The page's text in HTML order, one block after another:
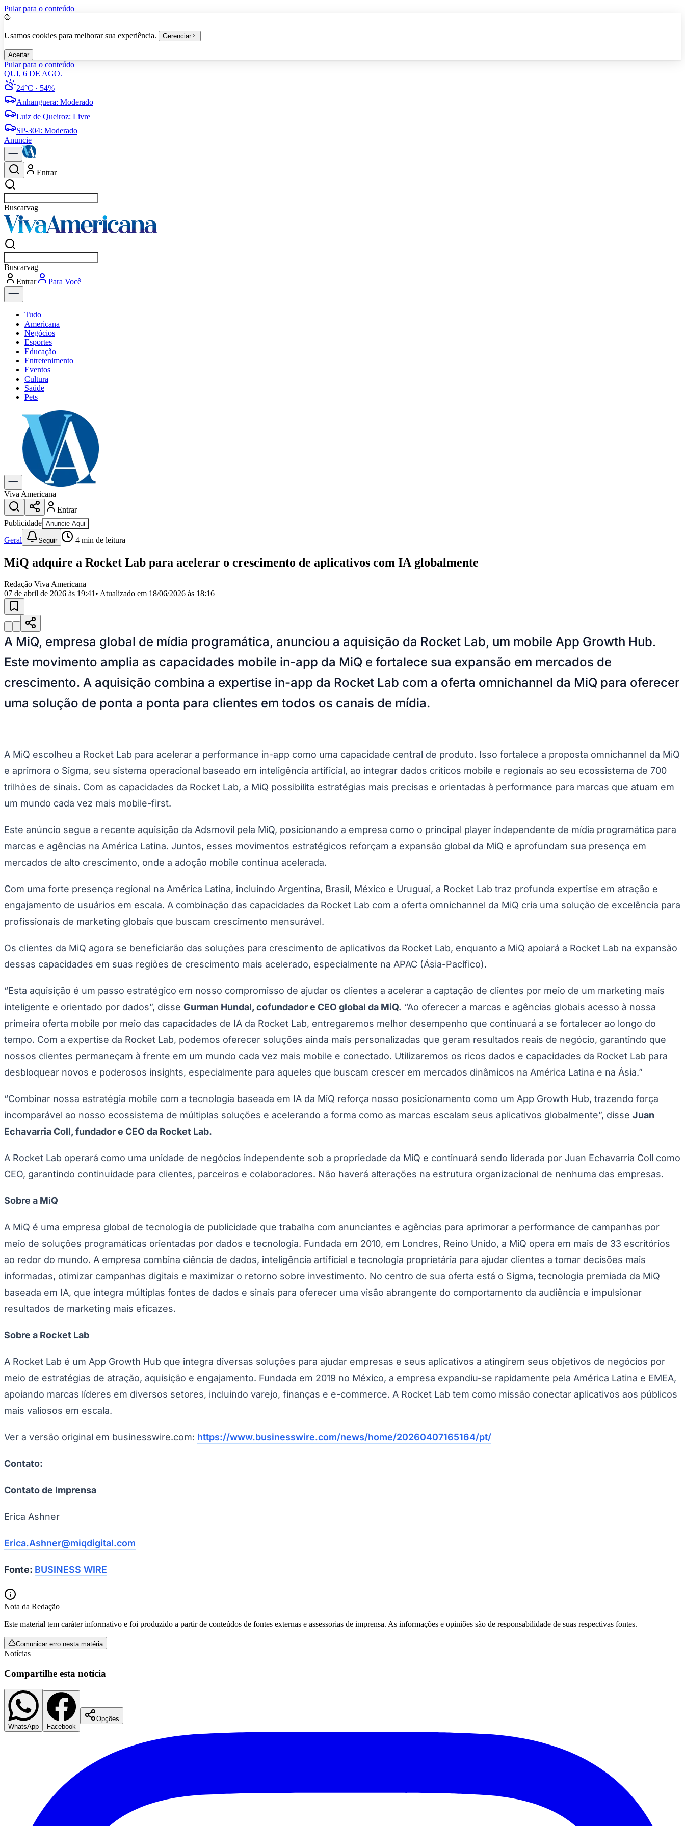
Pular para o conteúdo
Usamos cookies para melhorar sua experiência. Gerenciar
Aceitar
Pular para o conteúdo
QUI, 6 DE AGO.
24°C · 54%
Anhanguera: Moderado
Luiz de Queiroz: Livre
SP-304: Moderado
Anuncie
Entrar
Buscarvagas em Ameri
Buscarvagas em Ameri
Entrar
Descubra
Tudo
Americana
Negócios
Esportes
Educação
Entretenimento
Eventos
Cultura
Saúde
Pets
Explore Tudo
Últimas Notícias
Previsão do Tempo
Dia a Dia & Lazer
Gastronomia
Cinema & Shows
Para Sua Empresa
Anuncie no Portal
Cadastrar Empresa
Divulgar VagasNovo
Publicidade Legal
Política
Eleições
Saúde
Cultura
Educação
Bairros de Americana
CentroJardim Girassol Jardim BrasilNova AmericanaPraia dos NamoradosJardim São PauloParque UniversitárioAntônio Zanaga MathiensenCariobinha Zanaga FraronJardim PaulistanoQuilombo
Para Sua Empresa
Guia de Empresas
Publicidade Legal
Guia Comercial
Agenda de Vestibulares
Concursos
Panorama Econômico
Panorama Econômico
Para Sua Empresa
Anuncie no Portal
Verificar EmpresaNovo
Anunciar VagasNovo
NBA
Fórmula 1
Tênis (ATP)
NHL
Atletismo
Vôlei
NBB
Competições de Futebol
Brasileirão Série A
Brasileirão Série B
Paulistão
Libertadores
Sul-Americana
Copa América
Champions League
Premier League
Bundesliga
Mundial 2026
Times - Ir direto
Corinthians Palmeiras
Viva Americana
Entrar
Publicidade Anuncie Aqui
Geral Seguir 4 min de leitura
MiQ adquire a Rocket Lab para acelerar o crescimento de aplicativos com IA globalmente
Redação Viva Americana
07 de abril de 2026 às 19:41 • Atualizado em 18/06/2026 às 18:16
A MiQ, empresa global de mídia programática, anunciou a aquisição da Rocket Lab, um mobile App Growth Hub.
Este movimento amplia as capacidades mobile in-app da MiQ e fortalece sua expansão em mercados de
crescimento. A aquisição combina a expertise in-app da Rocket Lab com a oferta omnichannel da MiQ para oferecer
uma solução de ponta a ponta para clientes em todos os canais de mídia.
A MiQ escolheu a Rocket Lab para acelerar a performance in-app como uma capacidade central de produto. Isso fortalece a proposta omnichannel da MiQ
e aprimora o Sigma, seu sistema operacional baseado em inteligência artificial, ao integrar dados críticos mobile e regionais ao seu ecossistema de 700
trilhões de sinais. Com as capacidades da Rocket Lab, a MiQ possibilita estratégias mais precisas e orientadas à performance para marcas que atuam em
um mundo cada vez mais mobile-first.
Este anúncio segue a recente aquisição da Adsmovil pela MiQ, posicionando a empresa como o principal player independente de mídia programática para
marcas e agências na América Latina. Juntos, esses movimentos estratégicos reforçam a expansão global da MiQ e aprofundam sua presença em
mercados de alto crescimento, onde a adoção mobile continua acelerada.
Com uma forte presença regional na América Latina, incluindo Argentina, Brasil, México e Uruguai, a Rocket Lab traz profunda expertise em atração e
engajamento de usuários em escala. A combinação das capacidades da Rocket Lab com a oferta omnichannel da MiQ cria uma solução de excelência para
profissionais de marketing globais que buscam crescimento mensurável.
Os clientes da MiQ agora se beneficiarão das soluções para crescimento de aplicativos da Rocket Lab, enquanto a MiQ apoiará a Rocket Lab na expansão
dessas capacidades em suas regiões de crescimento mais acelerado, especialmente na APAC (Ásia-Pacífico).
“Esta aquisição é um passo estratégico em nosso compromisso de ajudar os clientes a acelerar a captação de clientes por meio de um marketing mais
inteligente e orientado por dados”, disse Gurman Hundal, cofundador e CEO global da MiQ. “Ao oferecer a marcas e agências globais acesso à nossa
primeira oferta mobile por meio das capacidades de IA da Rocket Lab, entregaremos melhor desempenho que continuará a se fortalecer ao longo do
tempo. Com a expertise da Rocket Lab, podemos oferecer soluções ainda mais personalizadas que geram resultados reais de negócio, garantindo que
nossos clientes permaneçam à frente em um mundo cada vez mais mobile e conectado. Utilizaremos os ricos dados e capacidades da Rocket Lab para
desbloquear novos e poderosos insights, especialmente para aqueles que buscam crescer em mercados dinâmicos na América Latina e na Ásia.”
“Combinar nossa estratégia mobile com a tecnologia baseada em IA da MiQ reforça nosso posicionamento como um App Growth Hub, trazendo força
incomparável ao nosso ecossistema de múltiplas soluções e acelerando a forma como as marcas escalam seus aplicativos globalmente”, disse Juan
Echavarria Coll, fundador e CEO da Rocket Lab.
A Rocket Lab operará como uma unidade de negócios independente sob a propriedade da MiQ e continuará sendo liderada por Juan Echavarria Coll como
CEO, garantindo continuidade para clientes, parceiros e colaboradores. Não haverá alterações na estrutura organizacional de nenhuma das empresas.
Sobre a MiQ
A MiQ é uma empresa global de tecnologia de publicidade que trabalha com anunciantes e agências para aprimorar a performance de campanhas por
meio de soluções programáticas orientadas por dados e tecnologia. Fundada em 2010, em Londres, Reino Unido, a MiQ opera em mais de 33 escritórios
ao redor do mundo. A empresa combina ciência de dados, inteligência artificial e tecnologia proprietária para ajudar clientes a tomar decisões mais
informadas, otimizar campanhas digitais e maximizar o retorno sobre investimento. No centro de sua oferta está o Sigma, tecnologia premiada da MiQ
baseada em IA, que integra múltiplas fontes de dados e sinais para oferecer uma visão abrangente do comportamento da audiência e impulsionar
resultados de marketing mais eficazes.
Sobre a Rocket Lab
A Rocket Lab é um App Growth Hub que integra diversas soluções para ajudar empresas e seus aplicativos a atingirem seus objetivos de negócios por
meio de estratégias de atração, aquisição e engajamento. Fundada em 2019 no México, a empresa expandiu-se rapidamente pela América Latina e EMEA,
apoiando marcas líderes em diversos setores, incluindo varejo, finanças e e-commerce. A Rocket Lab tem como missão conectar aplicativos aos públicos
mais valiosos em escala.
Ver a versão original em businesswire.com: https://www.businesswire.com/news/home/20260407165164/pt/
Contato:
Contato de Imprensa
Erica Ashner
Erica.Ashner@miqdigital.com
Fonte: BUSINESS WIRE
Nota da Redação
Este material tem caráter informativo e foi produzido a partir de conteúdos de fontes externas e assessorias de imprensa. As informações e opiniões são de responsabilidade de suas respectivas fontes.
Comunicar erro nesta matéria
Notícias
Compartilhe esta notícia
WhatsApp Facebook
Opções